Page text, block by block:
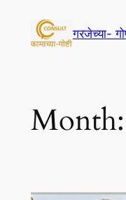
content
गरजेच्या-
Month: